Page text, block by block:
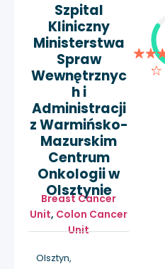
Szpital
Kliniczny
Ministerstwa
Spraw
Wewnętrznyc
h i
Administracji
z Warmińsko-
Mazurskim
Centrum
Onkologii w
Olsztynie
Breast Cancer
Unit, Colon Cancer
Unit
Olsztyn,